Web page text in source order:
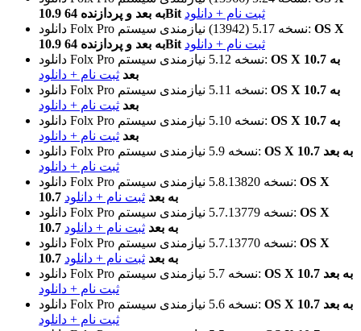
10.9 به بعد و پردازنده 64Bit ثبت نام + دانلود
دانلود Folx Pro
نسخه 5.17 (13942)نیازمندی سیستم: OS X
10.9 به بعد و پردازنده 64Bit ثبت نام + دانلود
دانلود Folx Pro
نسخه 5.12نیازمندی سیستم: OS X 10.7 به
بعد ثبت نام + دانلود
دانلود Folx Pro
نسخه 5.11نیازمندی سیستم: OS X 10.7 به
بعد ثبت نام + دانلود
دانلود Folx Pro
نسخه 5.10نیازمندی سیستم: OS X 10.7 به
بعد ثبت نام + دانلود
دانلود Folx Pro
نسخه 5.9نیازمندی سیستم:
OS X 10.7 به بعد
ثبت نام + دانلود
دانلود Folx Pro
نسخه 5.8.13820نیازمندی سیستم: OS X
10.7 به بعد ثبت نام + دانلود
دانلود Folx Pro
نسخه 5.7.13779نیازمندی سیستم: OS X
10.7 به بعد ثبت نام + دانلود
دانلود Folx Pro
نسخه 5.7.13770نیازمندی سیستم: OS X
10.7 به بعد ثبت نام + دانلود
دانلود Folx Pro
نسخه 5.7نیازمندی سیستم:
OS X 10.7 به بعد
ثبت نام + دانلود
دانلود Folx Pro
نسخه 5.6نیازمندی سیستم:
OS X 10.7 به بعد
ثبت نام + دانلود